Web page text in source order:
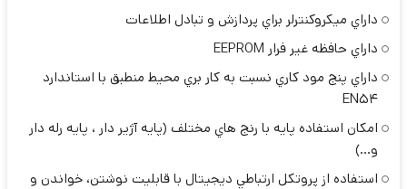
داراي ميكروكنترلر براي پردازش و تبادل اطلاعات
داراي حافظه غير فرار EEPROM
داراي پنج مود كاري نسبت به كار بري محيط منطبق با استاندارد
EN54
امكان استفاده پايه با رنج هاي مختلف (پايه آژير دار ، پايه رله دار
و...)
استفاده از پروتكل ارتباطي ديجيتال با قابليت نوشتن، خواندن و